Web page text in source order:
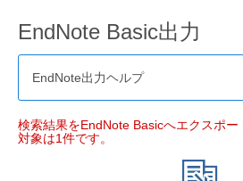
EndNote Basic出力
EndNote出力ヘルプ
検索結果をEndNote Basicへエクスポー
対象は1件です。